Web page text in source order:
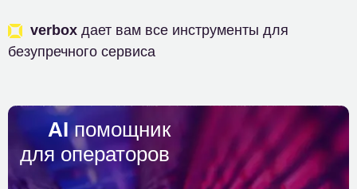
verboxдает вам все инструменты для
безупречного сервиса
AIпомощник
для операторов